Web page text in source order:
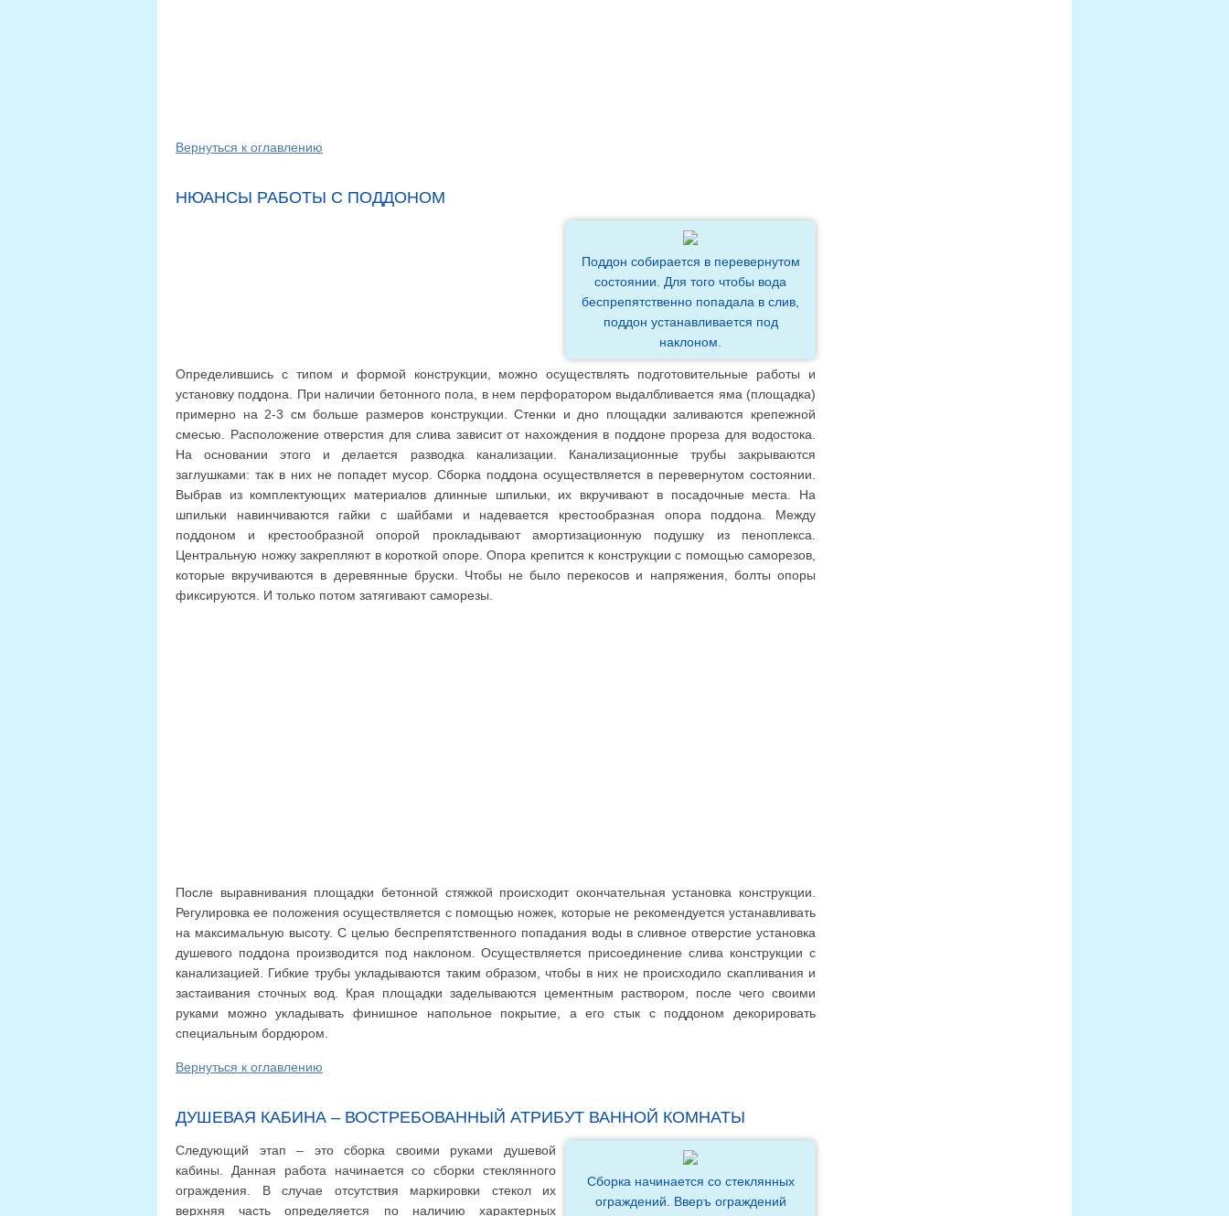
Вернуться к оглавлению
НЮАНСЫ РАБОТЫ С ПОДДОНОМ
Поддон собирается в перевернутом
состоянии. Для того чтобы вода
беспрепятственно попадала в слив,
поддон устанавливается под
наклоном.
Определившись с типом и формой конструкции, можно осуществлять подготовительные работы и
установку поддона. При наличии бетонного пола, в нем перфоратором выдалбливается яма (площадка)
примерно на 2-3 см больше размеров конструкции. Стенки и дно площадки заливаются крепежной
смесью. Расположение отверстия для слива зависит от нахождения в поддоне прореза для водостока.
На основании этого и делается разводка канализации. Канализационные трубы закрываются
заглушками: так в них не попадет мусор. Сборка поддона осуществляется в перевернутом состоянии.
Выбрав из комплектующих материалов длинные шпильки, их вкручивают в посадочные места. На
шпильки навинчиваются гайки с шайбами и надевается крестообразная опора поддона. Между
поддоном и крестообразной опорой прокладывают амортизационную подушку из пеноплекса.
Центральную ножку закрепляют в короткой опоре. Опора крепится к конструкции с помощью саморезов,
которые вкручиваются в деревянные бруски. Чтобы не было перекосов и напряжения, болты опоры
фиксируются. И только потом затягивают саморезы.
После выравнивания площадки бетонной стяжкой происходит окончательная установка конструкции.
Регулировка ее положения осуществляется с помощью ножек, которые не рекомендуется устанавливать
на максимальную высоту. С целью беспрепятственного попадания воды в сливное отверстие установка
душевого поддона производится под наклоном. Осуществляется присоединение слива конструкции с
канализацией. Гибкие трубы укладываются таким образом, чтобы в них не происходило скапливания и
застаивания сточных вод. Края площадки заделываются цементным раствором, после чего своими
руками можно укладывать финишное напольное покрытие, а его стык с поддоном декорировать
специальным бордюром.
Вернуться к оглавлению
ДУШЕВАЯ КАБИНА – ВОСТРЕБОВАННЫЙ АТРИБУТ ВАННОЙ КОМНАТЫ
Сборка начинается со стеклянных
ограждений. Вверъ ограждений
Следующий этап – это сборка своими руками душевой
кабины. Данная работа начинается со сборки стеклянного
ограждения. В случае отсутствия маркировки стекол их
верхняя часть определяется по наличию характерных